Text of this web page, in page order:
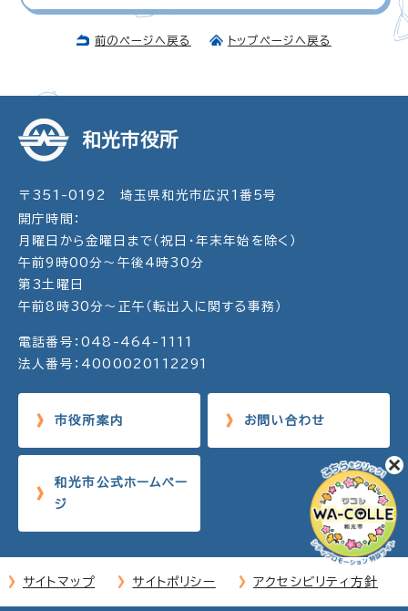
前のページへ戻る トップページへ戻る
和光市役所
〒351-0192 埼玉県和光市広沢1番5号
開庁時間：
月曜日から金曜日まで（祝日・年末年始を除く）
午前9時00分～午後4時30分
第3土曜日
午前8時30分～正午（転出入に関する事務）
電話番号：048-464-1111
法人番号：4000020112291
市役所案内 お問い合わせ
和光市公式ホームペー
ジ
サイトマップ サイトポリシー アクセシビリティ方針